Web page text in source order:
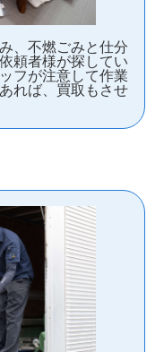
、不燃ごみと仕分
頼者様が探してい
フが注意して作業
れば、買取もさせ